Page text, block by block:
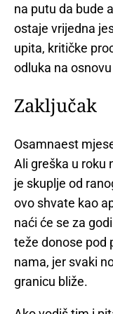
na putu da bude
ostaje vrijedna
upita, kritičke
odluka na
Zaključak
Osamnaest
Ali greška u roku
je skuplje od
ovo shvate kao
naći će se za
teže donose pod
nama, jer svaki
granicu bliže.